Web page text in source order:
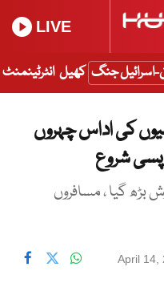
LIVE
اسرائیل جنگ کھیل انٹرٹینمنٹ
کی اداس چہروں
شروع
بڑھ گیا ، مسافروں
April 14,